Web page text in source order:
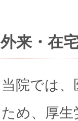
外来・在
当院では
ため、厚